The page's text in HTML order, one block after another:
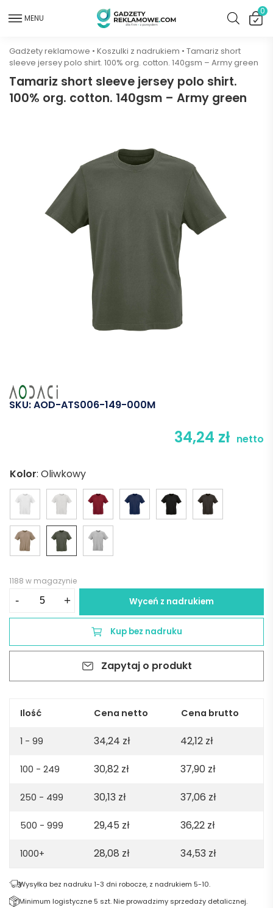
MENU
0
Gadżety reklamowe • Koszulki z nadrukiem • Tamariz short
sleeve jersey polo shirt. 100% org. cotton. 140gsm – Army green
Tamariz short sleeve jersey polo shirt.
100% org. cotton. 140gsm – Army green
SKU:AOD-ATS006-149-000M
34,24 zł netto
Kolor: Oliwkowy
1188 w magazynie
-
jersey
shirt.
org.
140gsm
Army
+ Wyceń z nadrukiem
Kup bez nadruku
Zapytaj o produkt
Ilość Cena netto Cena brutto
1 - 99 34,24 zł 42,12 zł
100 - 249 30,82 zł 37,90 zł
250 - 499 30,13 zł 37,06 zł
500 - 999 29,45 zł 36,22 zł
1000+ 28,08 zł 34,53 zł
Wysyłka bez nadruku 1-3 dni robocze, z nadrukiem 5-10.
Minimum logistyczne 5 szt. Nie prowadzimy sprzedaży detalicznej.